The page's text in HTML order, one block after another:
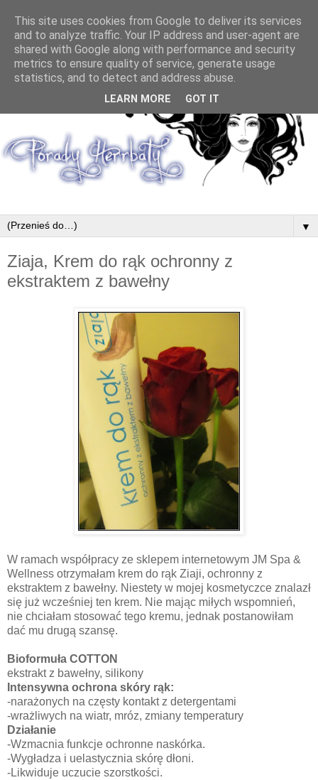
▼
Ziaja, Krem do rąk ochronny z
ekstraktem z bawełny
W ramach współpracy ze sklepem internetowym JM Spa &
Wellness otrzymałam krem do rąk Ziaji, ochronny z
ekstraktem z bawełny. Niestety w mojej kosmetyczce znalazł
się już wcześniej ten krem. Nie mając miłych wspomnień,
nie chciałam stosować tego kremu, jednak postanowiłam
dać mu drugą szansę.
Bioformuła COTTON
ekstrakt z bawełny, silikony
Intensywna ochrona skóry rąk:
-narażonych na częsty kontakt z detergentami
-wrażliwych na wiatr, mróz, zmiany temperatury
Działanie
-Wzmacnia funkcje ochronne naskórka.
-Wygładza i uelastycznia skórę dłoni.
-Likwiduje uczucie szorstkości.
This site uses cookies from Google to deliver its services
and to analyze traffic. Your IP address and user-agent are
shared with Google along with performance and security
metrics to ensure quality of service, generate usage
statistics, and to detect and address abuse.
LEARN MORE GOT IT